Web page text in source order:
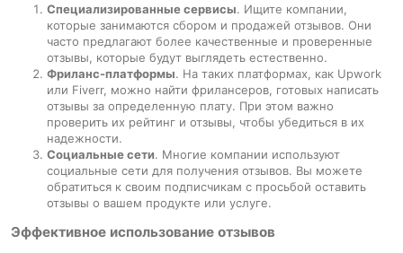
Специализированные сервисы. Ищите компании,
которые занимаются сбором и продажей отзывов. Они
часто предлагают более качественные и проверенные
отзывы, которые будут выглядеть естественно.
Фриланс-платформы. На таких платформах, как Upwork
или Fiverr, можно найти фрилансеров, готовых написать
отзывы за определенную плату. При этом важно
проверить их рейтинг и отзывы, чтобы убедиться в их
надежности.
Социальные сети. Многие компании используют
социальные сети для получения отзывов. Вы можете
обратиться к своим подписчикам с просьбой оставить
отзывы о вашем продукте или услуге.
Эффективное использование отзывов